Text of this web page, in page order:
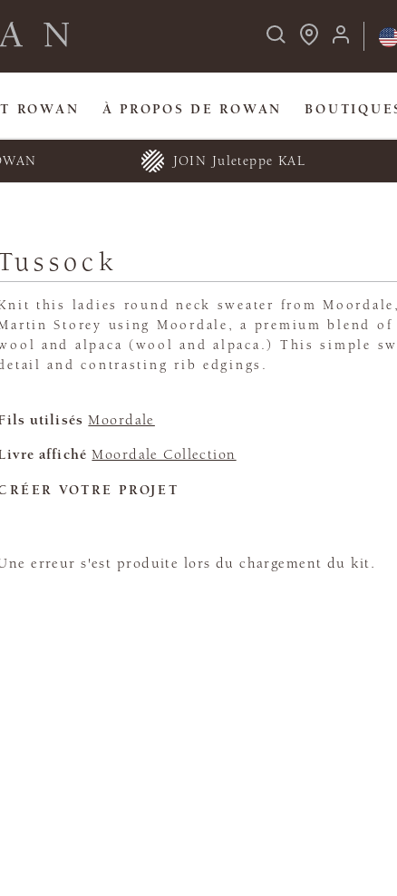
ROWAN À PROPOS DE ROWAN
JOIN Juleteppe KAL
this ladies round neck sweater from
Storey using Moordale, a premium blend
and alpaca (wool and alpaca.) This simple
and contrasting rib edgings.
utilisés Moordale
affiché Moordale Collection
VOTRE PROJET
erreur s'est produite lors du chargement du kit.